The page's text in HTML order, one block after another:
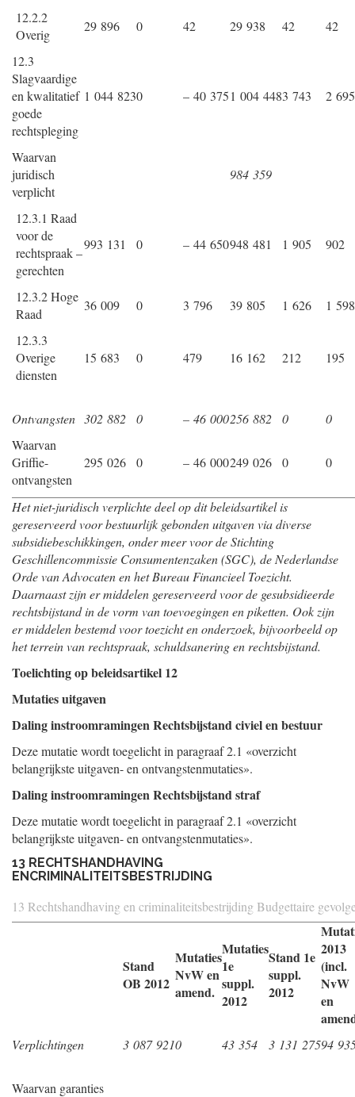
12.2.2
Overig
29 896 0 42 29 938 42 42
12.3
Slagvaardige
en kwalitatief
goede
rechtspleging
1 044 8230 – 40 3751 004 4483 743 2 695
Waarvan
juridisch
verplicht
984 359
12.3.1 Raad
voor de
rechtspraak –
gerechten
993 131 0 – 44 650948 481 1 905 902
12.3.2 Hoge
Raad
36 009 0 3 796 39 805 1 626 1 598
12.3.3
Overige
diensten
15 683 0 479 16 162 212 195
Ontvangsten 302 882 0 – 46 000256 882 0
0
Waarvan
Griffie-
ontvangsten
295 026 0 – 46 000249 026 0 0
Het niet-juridisch verplichte deel op dit beleidsartikel is
gereserveerd voor bestuurlijk gebonden uitgaven via diverse
subsidiebeschikkingen, onder meer voor de Stichting
Geschillencommissie Consumentenzaken (SGC), de Nederlandse
Orde van Advocaten en het Bureau Financieel Toezicht.
Daarnaast zijn er middelen gereserveerd voor de gesubsidieerde
rechtsbijstand in de vorm van toevoegingen en piketten. Ook zijn
er middelen bestemd voor toezicht en onderzoek, bijvoorbeeld op
het terrein van rechtspraak, schuldsanering en rechtsbijstand.
Toelichting op beleidsartikel 12
Mutaties uitgaven
Daling instroomramingen Rechtsbijstand civiel en bestuur
Deze mutatie wordt toegelicht in paragraaf 2.1 «overzicht
belangrijkste uitgaven- en ontvangstenmutaties».
Daling instroomramingen Rechtsbijstand straf
Deze mutatie wordt toegelicht in paragraaf 2.1 «overzicht
belangrijkste uitgaven- en ontvangstenmutaties».
13 RECHTSHANDHAVING
ENCRIMINALITEITSBESTRIJDING
13 Rechtshandhaving en criminaliteitsbestrijding Budgettaire
Stand
OB 2012
Mutaties
NvW en
amend.
Mutaties
1e
suppl.
2012
Stand 1e
suppl.
2012
2013
(incl.
NvW
en
Verplichtingen 3 087 9210 43 354 3 131 27594
Waarvan garanties